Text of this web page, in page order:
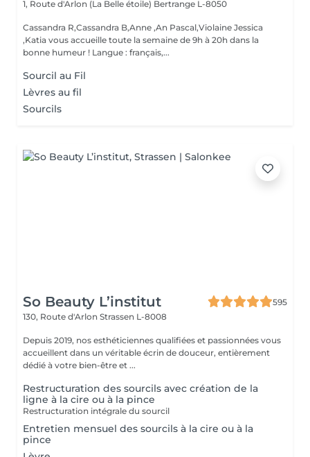
1, Route d'Arlon (La Belle étoile) Bertrange L-8050
Cassandra R,Cassandra B,Anne ,An Pascal,Violaine Jessica
,Katia vous accueille toute la semaine de 9h à 20h dans la
bonne humeur ! Langue : français,...
Sourcil au Fil
Lèvres au fil
Sourcils
So Beauty L’institut
595
130, Route d'Arlon Strassen L-8008
Depuis 2019, nos esthéticiennes qualifiées et passionnées vous
accueillent dans un véritable écrin de douceur, entièrement
dédié à votre bien-être et ...
Restructuration des sourcils avec création de la
ligne à la cire ou à la pince
Restructuration intégrale du sourcil
Entretien mensuel des sourcils à la cire ou à la
pince